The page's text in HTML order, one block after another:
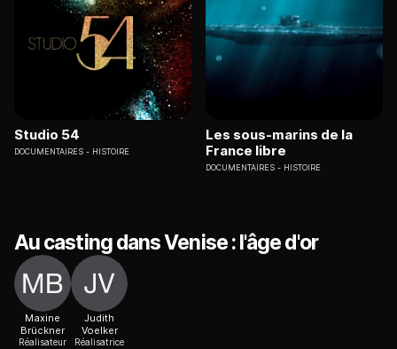
Studio 54
DOCUMENTAIRES HISTOIRE
Les sous-marins de la
France libre
DOCUMENTAIRES HISTOIRE
Au casting dans Venise : l'âge d'or
Maxine
Brückner
Réalisateur
Judith
Voelker
Réalisatrice